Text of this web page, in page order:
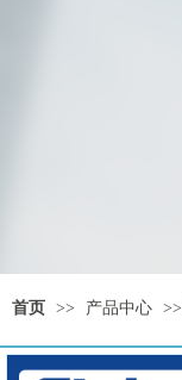
首页 >> 产品中心 >>